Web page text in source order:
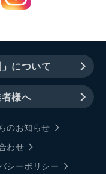
について
様へ
のお知らせ
わせ
シーポリシー